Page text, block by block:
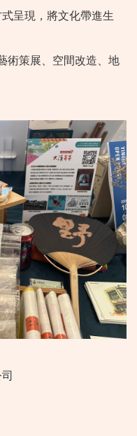
呈現，將文化帶進生
術策展、空間改造、地